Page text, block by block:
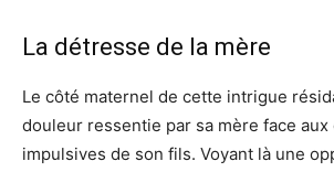
La détresse de la mère
Le côté maternel de cette intrigue
douleur ressentie par sa mère face aux
impulsives de son fils. Voyant là une